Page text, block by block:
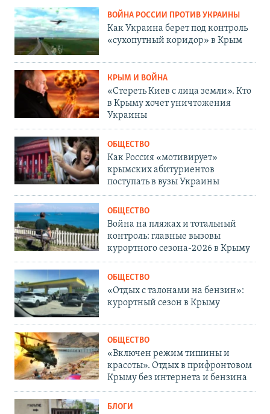
ВОЙНА РОССИИ ПРОТИВ УКРАИНЫ
Как Украина берет под контроль
«сухопутный коридор» в Крым
КРЫМ И ВОЙНА
«Стереть Киев с лица земли». Кто
в Крыму хочет уничтожения
Украины
ОБЩЕСТВО
Как Россия «мотивирует»
крымских абитуриентов
поступать в вузы Украины
ОБЩЕСТВО
Война на пляжах и тотальный
контроль: главные вызовы
курортного сезона-2026 в Крыму
ОБЩЕСТВО
«Отдых с талонами на бензин»:
курортный сезон в Крыму
ОБЩЕСТВО
«Включен режим тишины и
красоты». Отдых в прифронтовом
Крыму без интернета и бензина
БЛОГИ